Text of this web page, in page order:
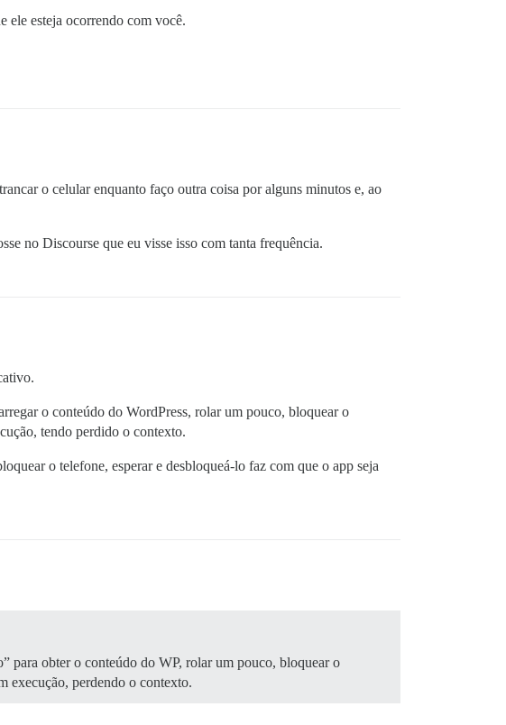
ele esteja ocorrendo com você.
o celular enquanto faço outra coisa por alguns minutos e, ao
no Discourse que eu visse isso com tanta frequência.
o conteúdo do WordPress, rolar um pouco, bloquear o
tendo perdido o contexto.
o telefone, esperar e desbloqueá-lo faz com que o app seja
para obter o conteúdo do WP, rolar um pouco, bloquear o
execução, perdendo o contexto.